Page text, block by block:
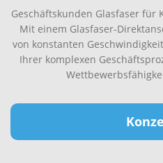
Geschäftskunden Glasfaser für
Mit einem Glasfaser-
von konstanten
Ihrer komplexen